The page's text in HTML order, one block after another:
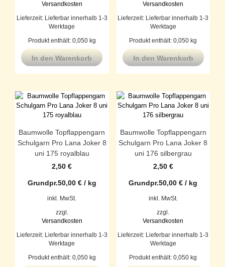
Versandkosten
Lieferzeit:
Lieferbar innerhalb 1-3
Werktage
Produkt enthält: 0,050 kg
In den Warenkorb
Versandkosten
Lieferzeit:
Lieferbar innerhalb 1-3
Werktage
Produkt enthält: 0,050 kg
In den Warenkorb
Baumwolle Topflappengarn
Schulgarn Pro Lana Joker 8
uni 175 royalblau
2,50€
Grundpr.50,00 €/ kg
inkl. MwSt.
zzgl.
Versandkosten
Lieferzeit:
Lieferbar innerhalb 1-3
Werktage
Produkt enthält: 0,050 kg
Baumwolle Topflappengarn
Schulgarn Pro Lana Joker 8
uni 176 silbergrau
2,50 €
Grundpr.50,00€ / kg
inkl. MwSt.
zzgl.
Versandkosten
Lieferzeit:
Lieferbar innerhalb 1-3
Werktage
Produkt enthält: 0,050 kg